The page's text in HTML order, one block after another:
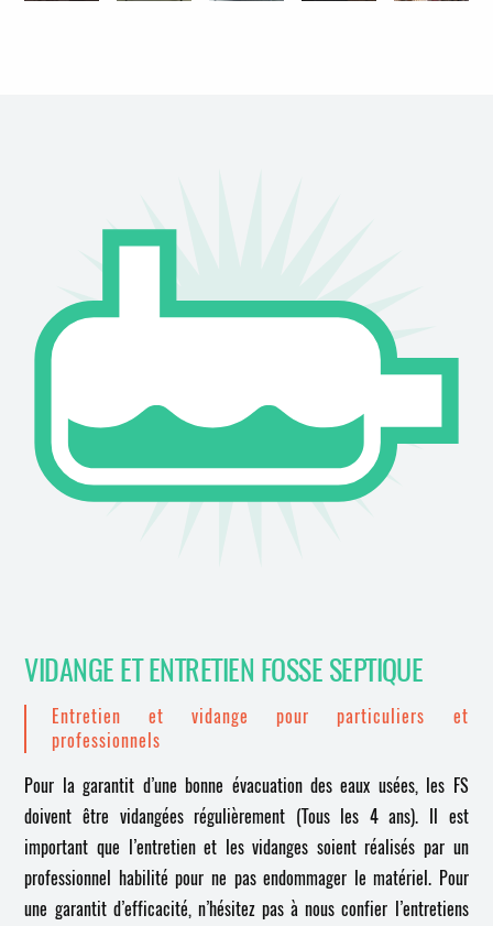
VIDANGE ET ENTRETIEN FOSSE SEPTIQUE
Entretien et vidange pour particuliers et
professionnels
Pour la garantit d’une bonne évacuation des eaux usées, les FS
doivent être vidangées régulièrement (Tous les 4 ans). Il est
important que l’entretien et les vidanges soient réalisés par un
professionnel habilité pour ne pas endommager le matériel. Pour
une garantit d’efficacité, n’hésitez pas à nous confier l’entretiens